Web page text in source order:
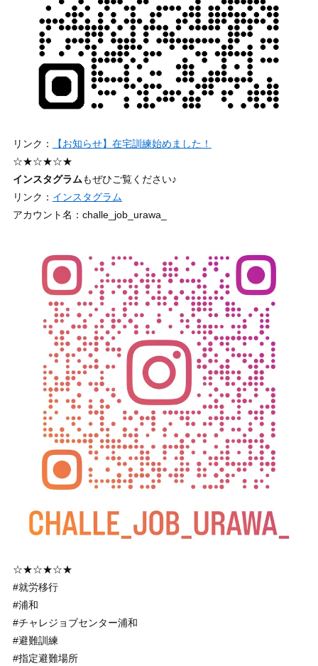
リンク：
【お知らせ】在宅訓練始めました！
☆★☆★☆★
インスタグラムもぜひご覧ください♪
リンク： インスタグラム
アカウント名：challe_job_urawa_
☆★☆★☆★
#就労移行
#浦和
#チャレジョブセンター浦和
#避難訓練
#指定避難場所